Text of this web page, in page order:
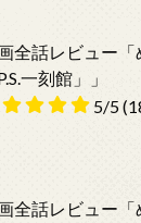
全話レビュー
一刻館」」
5/5
全話レビュー「